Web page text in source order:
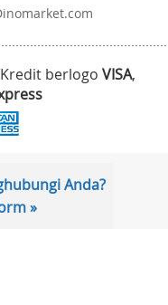
berlogo VISA,
Anda?
»